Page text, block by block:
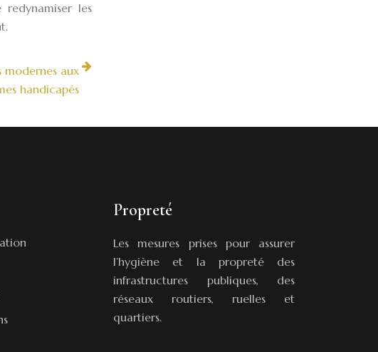
redynamiser les
modernes aux
handicapés
Propreté
Les mesures prises pour assurer
l’hygiène et la propreté des
infrastructures publiques, des
réseaux routiers, ruelles et
quartiers.